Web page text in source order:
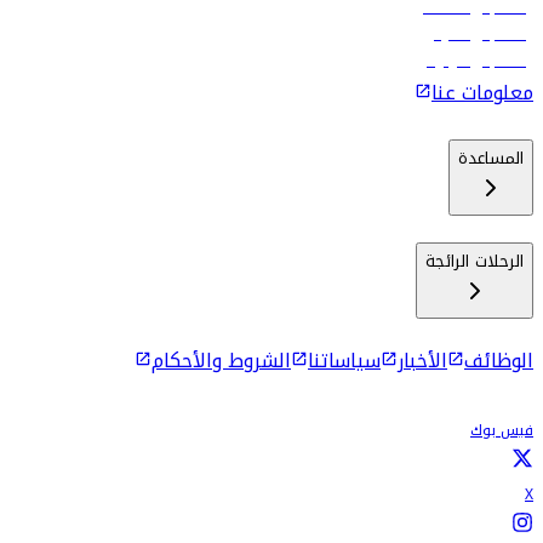
رحلات إلى مسقط
رحلات إلى ماليه
رحلات إلى كولومبو
معلومات عنا
المساعدة
الرحلات الرائجة
الوظائف الأخبار سياساتنا الشروط والأحكام
فيس بوك
X